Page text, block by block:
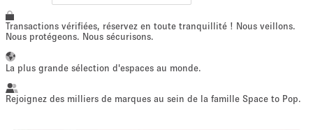
100 sq ft 5000+ sq ft
~ 13 personnes
Transactions vérifiées, réservez en toute tranquillité ! Nous veillons.
Nous protégeons. Nous sécurisons.
La plus grande sélection d'espaces au monde.
Rejoignez des milliers de marques au sein de la famille Space to Pop.